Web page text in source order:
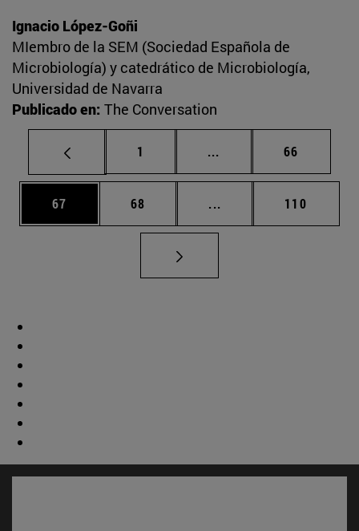
Ignacio López-Goñi
MIembro de la SEM (Sociedad Española de
Microbiología) y catedrático de Microbiología,
Universidad de Navarra
Publicado en: The Conversation
Página
1 ... Páginas intermedias
Página
66
Página
67 Página
68 ... Páginas intermedias
Página
110